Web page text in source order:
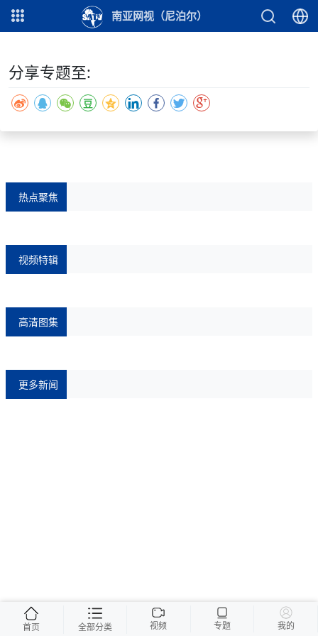
南亚网视（尼泊尔）
""
分享专题至:
热点聚焦
视频特辑
高清图集
更多新闻
首页 全部分类 视频 专题 我的